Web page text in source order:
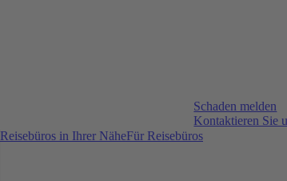
Schaden melden
Kontaktieren Sie
Reisebüros in Ihrer NäheFür Reisebüros